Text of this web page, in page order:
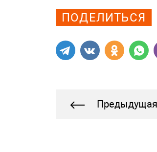
ПОДЕЛИТЬСЯ
Предыдущая